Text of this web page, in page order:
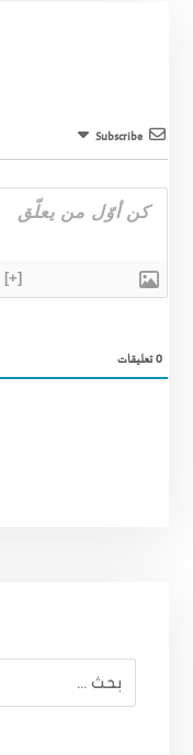
Subscribe
[+]
0تعليقات